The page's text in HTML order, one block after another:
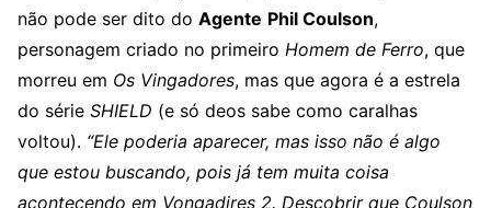
não pode ser dito do Agente Phil Coulson,
personagem criado no primeiro Homem de Ferro, que
morreu em Os Vingadores, mas que agora é a estrela
do série SHIELD (e só deos sabe como caralhas
voltou). “Ele poderia aparecer, mas isso não é algo
que estou buscando, pois já tem muita coisa
acontecendo em Vongadires 2. Descobrir que Coulson